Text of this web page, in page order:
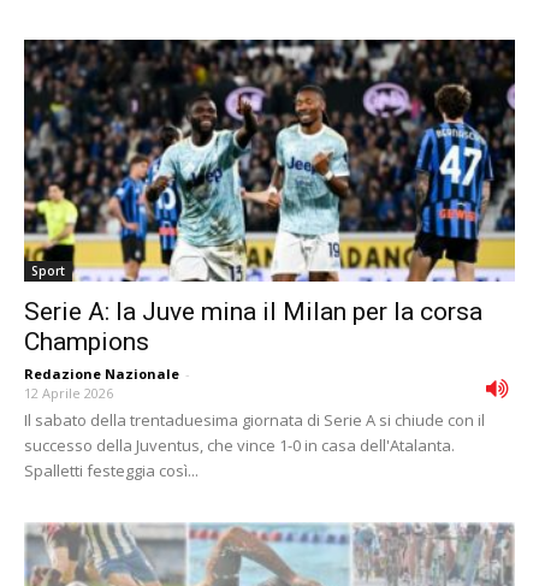
Sport
Serie A: la Juve mina il Milan per la corsa
Champions
Redazione Nazionale -
12 Aprile 2026
Il sabato della trentaduesima giornata di Serie A si chiude con il
successo della Juventus, che vince 1-0 in casa dell'Atalanta.
Spalletti festeggia così...